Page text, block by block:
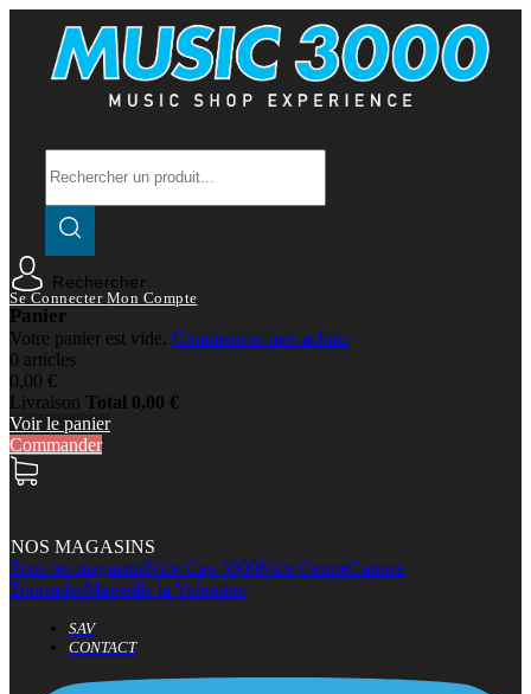
Rechercher
Se Connecter Mon Compte
Panier
Votre panier est vide. Commencer mes achats
0 articles
0,00 €
Livraison Total 0,00 €
Voir le panier
Commander
NOS MAGASINS
Tous les magasinsNice Cap 3000Nice CentreCannes
TourradesMarseille la Valentine
SAV
CONTACT